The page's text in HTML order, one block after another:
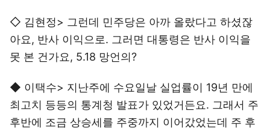
◇ 김현정> 그런데 민주당은 아까 올랐다고 하셨잖
아요, 반사 이익으로. 그러면 대통령은 반사 이익을
못 본 건가요, 5.18 망언의?
◆ 이택수> 지난주에 수요일날 실업률이 19년 만에
최고치 등등의 통계청 발표가 있었거든요. 그래서 주
후반에 조금 상승세를 주중까지 이어갔었는데 주 후